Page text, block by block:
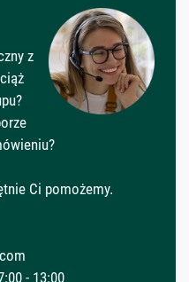
z
Ci pomożemy.
- 13:00